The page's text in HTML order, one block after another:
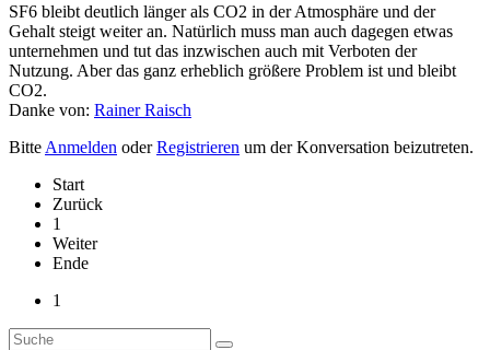
SF6 bleibt deutlich länger als CO2 in der Atmosphäre und der
Gehalt steigt weiter an. Natürlich muss man auch dagegen etwas
unternehmen und tut das inzwischen auch mit Verboten der
Nutzung. Aber das ganz erheblich größere Problem ist und bleibt
CO2.
Danke von: Rainer Raisch
Bitte Anmelden oderRegistrieren um der Konversation beizutreten.
Start
Zurück
1
Weiter
Ende
1